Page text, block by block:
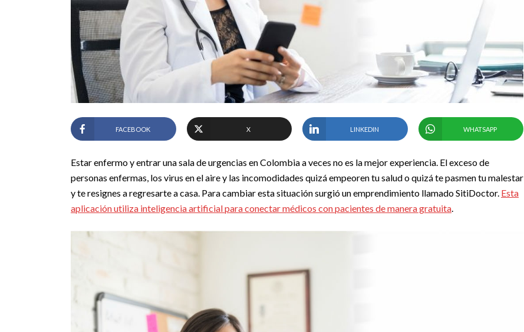
FACEBOOK X LINKEDIN WHATSAPP
Estar enfermo y entrar una sala de urgencias en Colombia a veces no es la mejor experiencia. El exceso de
personas enfermas, los virus en el aire y las incomodidades quizá empeoren tu salud o quizá te pasmen tu malestar
y te resignes a regresarte a casa. Para cambiar esta situación surgió un emprendimiento llamado SitiDoctor. Esta
aplicación utiliza inteligencia artificial para conectar médicos con pacientes de manera gratuita.